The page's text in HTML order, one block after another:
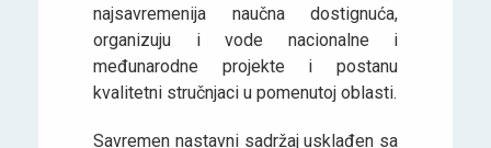
najsavremenija naučna dostignuća,
organizuju i vode nacionalne i
međunarodne projekte i postanu
kvalitetni stručnjaci u pomenutoj oblasti.
Savremen nastavni sadržaj usklađen sa